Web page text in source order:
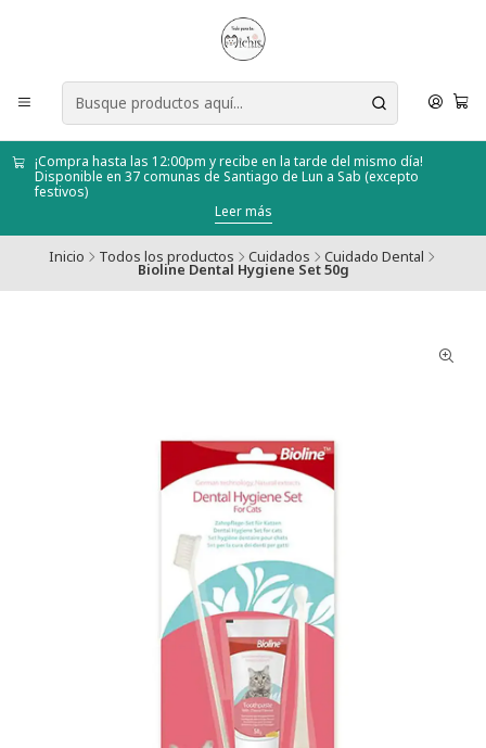
¡Compra hasta las 12:00pm y recibe en la tarde del mismo día!
Disponible en 37 comunas de Santiago de Lun a Sab (excepto
festivos)
Leer más
Inicio Todos los productos Cuidados Cuidado Dental
Bioline Dental Hygiene Set 50g